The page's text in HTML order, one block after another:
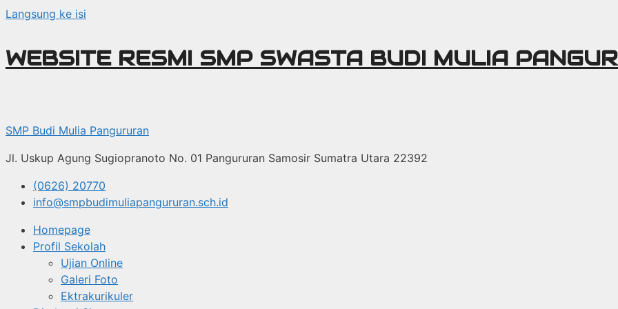
Langsung ke isi
WEBSITE RESMI SMP SWASTA BUDI MULIA
SMP Budi Mulia Pangururan
Jl. Uskup Agung Sugiopranoto No. 01 Pangururan Samosir Sumatra Utara 22392
(0626) 20770
info@smpbudimuliapangururan.sch.id
Homepage
Profil Sekolah
Ujian Online
Galeri Foto
Ektrakurikuler